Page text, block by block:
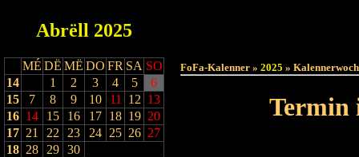
Abrëll 2025
MÉ DË MË DO FR SA SO
14
1 2 3 4 5
6
15
7 8 9 10 11 12 13
16 14 15 16 17 18 19 20
17 21 22 23 24 25 26 27
18 28 29 30
FoFa-Kalenner » 2025 »
Termin